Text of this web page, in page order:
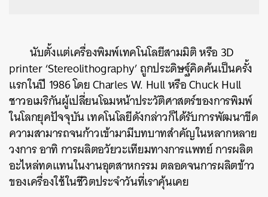
นับตั้งแต่เครื่องพิมพ์เทคโนโลยีสามมิติ หรือ 3D
printer ‘Stereolithography’ ถูกประดิษฐ์คิดค้นเป็นครั้ง
แรกในปี 1986 โดย Charles W. Hull หรือ Chuck Hull
ชาวอเมริกันผู้เปลี่ยนโฉมหน้าประวัติศาสตร์ของการพิมพ์
ในโลกยุคปัจจุบัน เทคโนโลยีดังกล่าวก็ได้รับการพัฒนาขีด
ความสามารถจนก้าวเข้ามามีบทบาทสำคัญในหลากหลาย
วงการ อาทิ การผลิตอวัยวะเทียมทางการแพทย์ การผลิต
อะไหล่ทดแทนในงานอุตสาหกรรม ตลอดจนการผลิตข้าว
ของเครื่องใช้ในชีวิตประจำวันที่เราคุ้นเคย